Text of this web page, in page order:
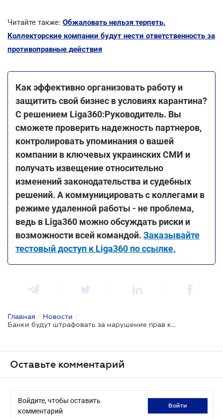
Читайте также: Обжаловать нельзя терпеть.
Коллекторские компании будут нести ответственность за
противоправные действия
Как эффективно организовать работу и
защитить свой бизнес в условиях карантина?
С решением Liga360:Руководитель. Вы
сможете проверить надежность партнеров,
контролировать упоминания о вашей
компании в ключевых украинских СМИ и
получать извещение относительно
изменений законодательства и судебных
решений. А коммуницировать с коллегами в
режиме удаленной работы - не проблема,
ведь в Liga360 можно обсуждать риски и
возможности всей командой. Заказывайте
тестовый доступ к Liga360 по ссылке.
Главная / Новости /
Банки будут штрафовать за нарушение прав клиентов и требований этичного поведения с должниками
Оставьте комментарий
Войдите, чтобы оставить
комментарий
войти